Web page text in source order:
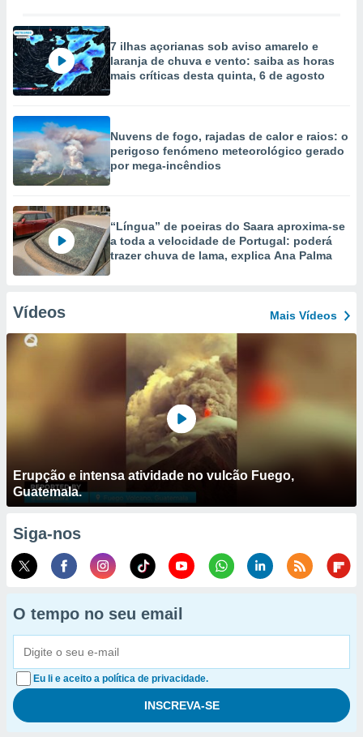
7 ilhas açorianas sob aviso amarelo e
laranja de chuva e vento: saiba as horas
mais críticas desta quinta, 6 de agosto
Nuvens de fogo, rajadas de calor e raios: o
perigoso fenómeno meteorológico gerado
por mega-incêndios
“Língua” de poeiras do Saara aproxima-se
a toda a velocidade de Portugal: poderá
trazer chuva de lama, explica Ana Palma
Vídeos Mais Vídeos
Erupção e intensa atividade no vulcão Fuego,
Guatemala.
Siga-nos
O tempo no seu email
Eu li e aceito a política de privacidade.